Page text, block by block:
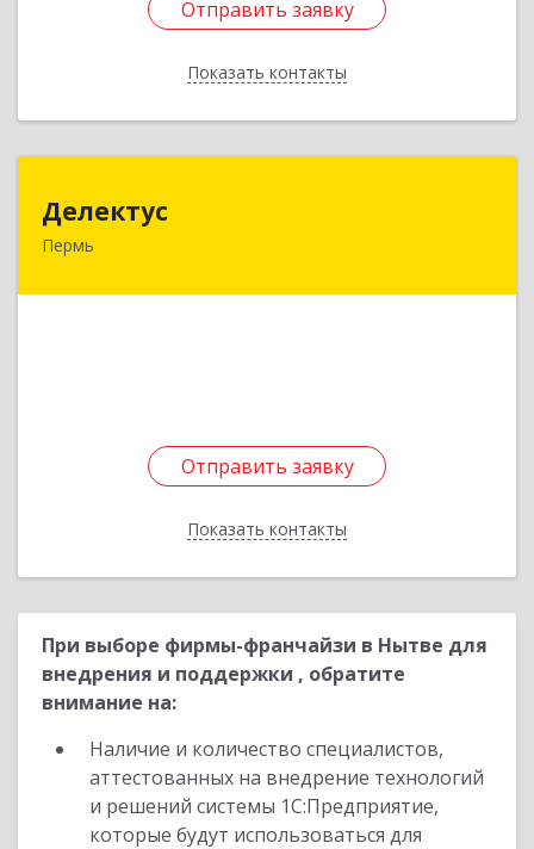
Отправить заявку
Показать контакты
Отправить заявку
Назад
Делектус
Пермь
Отправить заявку
Показать контакты
614015, Пермский край, Пермь г, Советская ул,
Отправить заявку
Назад
При выборе фирмы-франчайзи в Нытве для
внедрения и поддержки , обратите
внимание на:
Наличие и количество специалистов,
аттестованных на внедрение технологий
и решений системы 1С:Предприятие,
которые будут использоваться для